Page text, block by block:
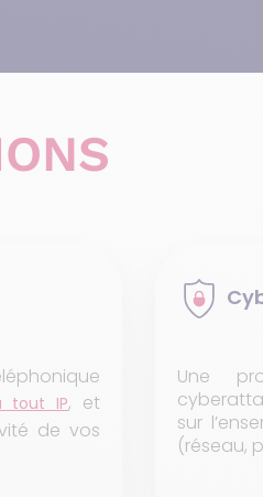
tout IP, et
de vos
Une
sur
(réseau,